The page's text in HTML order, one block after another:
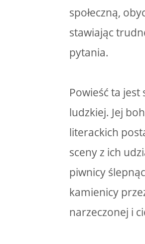
społeczną,
stawiając
pytania.
Powieść ta
ludzkiej. Jej
literackich
sceny z ich
piwnicy
kamienicy
narzeczonej i